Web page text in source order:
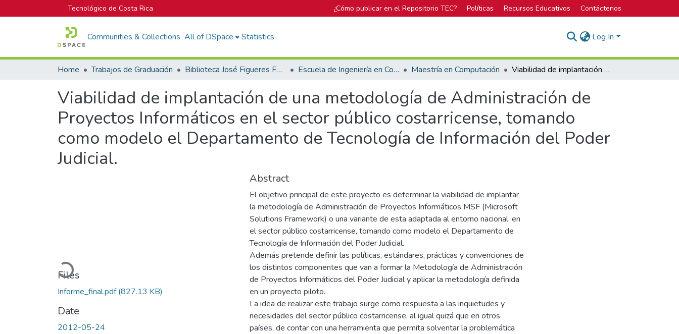
Tecnológico de Costa Rica ¿Cómo publicar en el Repositorio TEC? Políticas Recursos Educativos Contáctenos
Communities & Collections All of DSpace Statistics Log In
Home Trabajos de Graduación Biblioteca José Figueres Ferrer Escuela de Ingeniería en Computación Maestría en Computación Viabilidad de implantación de una metodología de Administración de Proyectos Informáticos en el sector público costarricense, tomando como modelo el Departamento de Tecnología de Información del Poder Judicial.
Viabilidad de implantación de una metodología de Administración de
Proyectos Informáticos en el sector público costarricense, tomando
como modelo el Departamento de Tecnología de Información del Poder
Judicial.
Loading...
Files
Informe_final.pdf(827.13 KB)
Date
2012-05-24
Abstract
El objetivo principal de este proyecto es determinar la viabilidad de implantar
la metodología de Administración de Proyectos Informáticos MSF (Microsoft
Solutions Framework) o una variante de esta adaptada al entorno nacional, en
el sector público costarricense, tomando como modelo el Departamento de
Tecnología de Información del Poder Judicial.
Además pretende definir las políticas, estándares, prácticas y convenciones de
los distintos componentes que van a formar la Metodología de Administración
de Proyectos Informáticos del Poder Judicial y aplicar la metodología definida
en un proyecto piloto.
La idea de realizar este trabajo surge como respuesta a las inquietudes y
necesidades del sector público costarricense, al igual quizá que en otros
países, de contar con una herramienta que permita solventar la problemática